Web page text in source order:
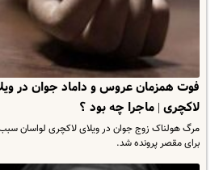
فوت همزمان عروس و داماد جوان در
لاکچری | ماجرا چه بود ؟
مرگ هولناک زوج جوان در ویلای لاکچری لواسان
برای مقصر پرونده شد.